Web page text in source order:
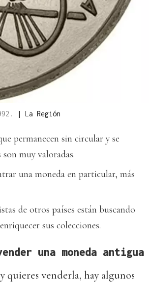
| La Región
permanecen sin circular y se
muy valoradas.
una moneda en particular, más
de otros países están buscando
sus colecciones.
una moneda antigua
quieres venderla, hay algunos